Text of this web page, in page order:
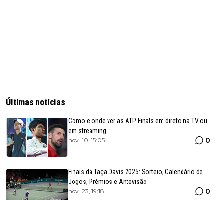
Últimas notícias
Como e onde ver as ATP Finals em direto na TV ou
em streaming
nov. 10, 15:05 0
Finais da Taça Davis 2025: Sorteio, Calendário de
Jogos, Prémios e Antevisão
nov. 23, 19:18 0